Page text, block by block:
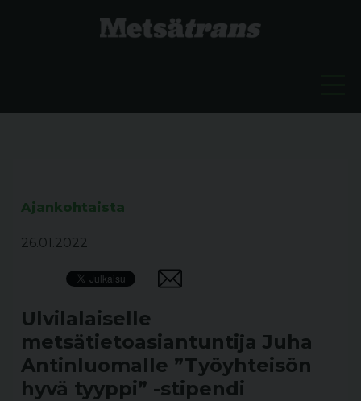
Ajankohtaista
26.01.2022
Ulvilalaiselle
metsätietoasiantuntija Juha
Antinluomalle ”Työyhteisön
hyvä tyyppi” -stipendi